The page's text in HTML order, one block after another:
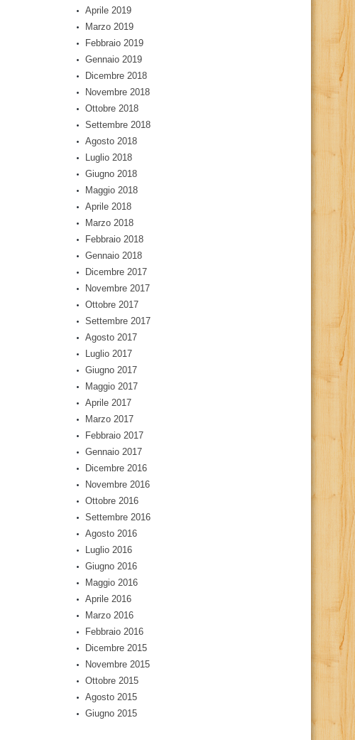
Aprile 2019
Marzo 2019
Febbraio 2019
Gennaio 2019
Dicembre 2018
Novembre 2018
Ottobre 2018
Settembre 2018
Agosto 2018
Luglio 2018
Giugno 2018
Maggio 2018
Aprile 2018
Marzo 2018
Febbraio 2018
Gennaio 2018
Dicembre 2017
Novembre 2017
Ottobre 2017
Settembre 2017
Agosto 2017
Luglio 2017
Giugno 2017
Maggio 2017
Aprile 2017
Marzo 2017
Febbraio 2017
Gennaio 2017
Dicembre 2016
Novembre 2016
Ottobre 2016
Settembre 2016
Agosto 2016
Luglio 2016
Giugno 2016
Maggio 2016
Aprile 2016
Marzo 2016
Febbraio 2016
Dicembre 2015
Novembre 2015
Ottobre 2015
Agosto 2015
Giugno 2015